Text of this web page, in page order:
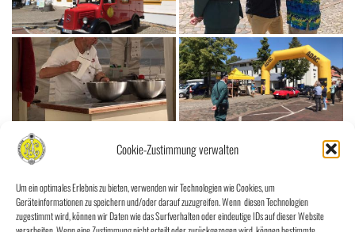
Cookie-Zustimmung verwalten
Um ein optimales Erlebnis zu bieten, verwenden wir Technologien wie Cookies, um
Geräteinformationen zu speichern und/oder darauf zuzugreifen. Wenn diesen Technologien
zugestimmt wird, können wir Daten wie das Surfverhalten oder eindeutige IDs auf dieser Website